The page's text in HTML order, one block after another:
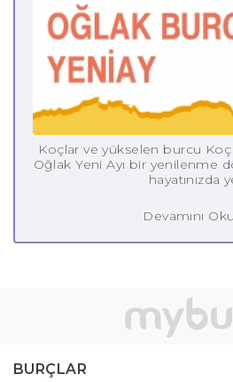
Koçlar ve yükselen burcu Koç
Oğlak Yeni Ayı bir yenilenme
hayatınızda
Devamını
BURÇLAR